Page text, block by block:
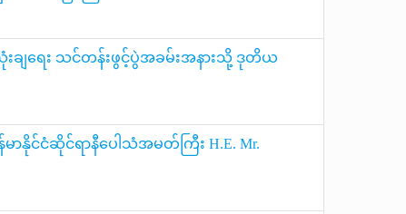
ချရေး သင်တန်းဖွင့်ပွဲအခမ်းအနားသို့ ဒုတိယ
မာနိုင်ငံဆိုင်ရာနီပေါသံအမတ်ကြီး H.E. Mr.